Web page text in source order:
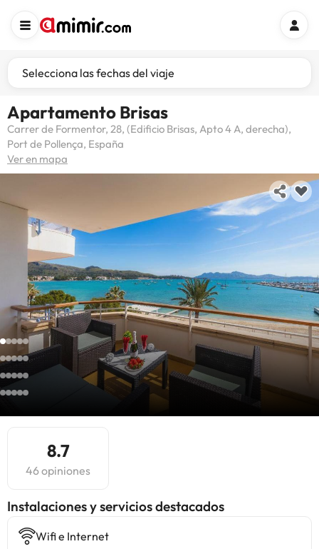
Selecciona las fechas del viaje
Apartamento Brisas
Carrer de Formentor, 28, (Edificio Brisas, Apto 4 A, derecha),
Port de Pollença, España
Ver en mapa
8.7
46 opiniones
Instalaciones y servicios destacados
Wifi e Internet